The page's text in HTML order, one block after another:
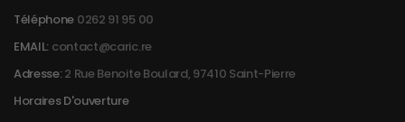
Téléphone 0262 91 95 00
EMAIL: contact@caric.re
Adresse:2 Rue Benoite Boulard, 97410 Saint-Pierre
Horaires D'ouverture